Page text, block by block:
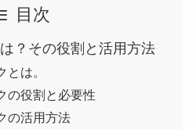
目次
？その役割と活用方法
とは。
の役割と必要性
の活用方法